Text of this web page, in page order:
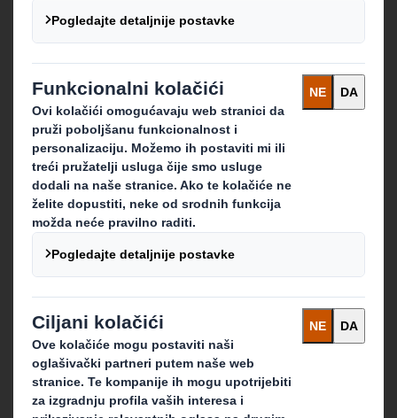
Tko smo
O kompaniji DS Smith
O kompaniji International Paper
O integraciji kompanija IP i DS Smith
Održivost
Mediji
Karijera
Što radimo
Ambalažna rješenja
Proizvodi od papira
Usluge recikliranja